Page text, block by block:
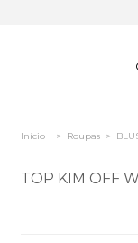
Início > Roupas >
TOP KIM OFF